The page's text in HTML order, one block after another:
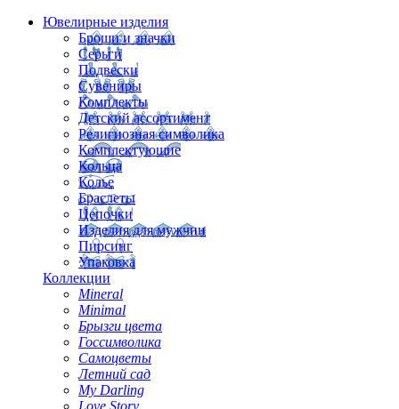
Ювелирные изделия
Броши и значки
Серьги
Подвески
Сувениры
Комплекты
Детский ассортимент
Религиозная символика
Комплектующие
Кольца
Колье
Браслеты
Цепочки
Изделия для мужчин
Пирсинг
Упаковка
Коллекции
Mineral
Minimal
Брызги цвета
Госсимволика
Самоцветы
Летний сад
My Darling
Love Story